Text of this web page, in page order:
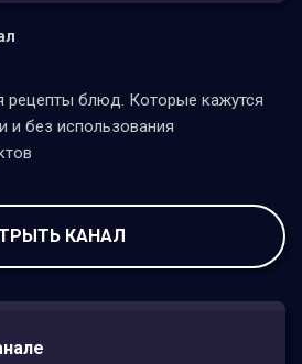
рецепты блюд. Которые кажутся
без использования
КАНАЛ